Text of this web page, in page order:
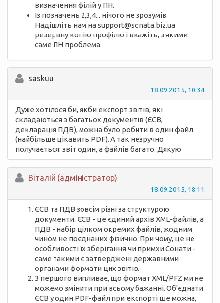
визначення філій у ПН.
Із позначень 2,3,4... нічого не зрозумів.
Надішліть нам на support@sonata.biz.ua
резервну копію профілю і вкажіть, з якими
саме ПН проблема.
saskuu
18.09.2015, 10:34
Дуже хотілося би, якби експорт звітів, які
складаються з багатьох документів (ЄСВ,
декларація ПДВ), можна було робити в один файл
(найбільше цікавить PDF). А так незручно
получається: звіт один, а файлів багато. Дякую
Вiталій (адміністратор)
18.09.2015, 18:11
ЄСВ та ПДВ зовсім різні за структурою
документи. ЄСВ - це єдиний архів XML-файлів, а
ПДВ - набір цілком окремих файлів, жодним
чином не поєднаних фізично. При чому, це не
особливості їх зберігання чи примхи Сонати -
саме такими є затверджені державними
органами формати цих звітів.
З першого випливає, що формат XML/PFZ ми не
можемо змінити при всьому бажанні. Об'єднати
ЄСВ у один PDF-файл при експорті ще можна,